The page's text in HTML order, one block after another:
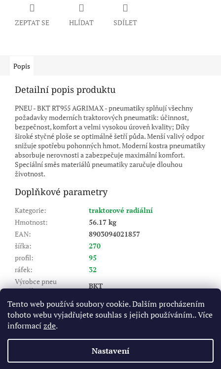
Tento web používá soubory cookie. Dalším procházením
tohoto webu vyjadřujete souhlas s jejich používáním.. Více
informacízde.
Nastavení
ZEPTAT SE HLÍDAT SDÍLET
Popis
Detailní popis produktu
PNEU - BKT RT955 AGRIMAX - pneumatiky splňují všechny
požadavky moderních traktorových pneumatik: účinnost,
bezpečnost, komfort a velmi vysokou úroveň kvality; Díky
široké styčné ploše se optimálně šetří půda. Menší valivý odpor
snižuje spotřebu pohonných hmot. Moderní kostra pneumatiky
absorbuje nerovnosti a zabezpečuje maximální komfort.
Speciální směs materiálů pneumatiky zaručuje dlouhou
životnost.
Doplňkové parametry
Kategorie:
traktorové radiální
Hmotnost:
56.17 kg
EAN:
8903094021857
šířka:
270
profil:
95
ráfek:
32
Výrobce pneu
(značka):
BKT
Dezén:
AGRIMAX RT 955
Index nosnosti (LI):
136/136
Rychlostní index (SI)